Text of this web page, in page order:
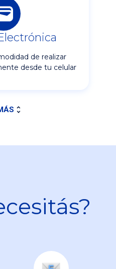
de realizar
desde tu celular